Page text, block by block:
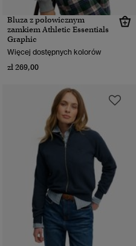
Bluza z połowicznym
zamkiem Athletic Essentials
Graphic
Więcej dostępnych kolorów
zł 269,00